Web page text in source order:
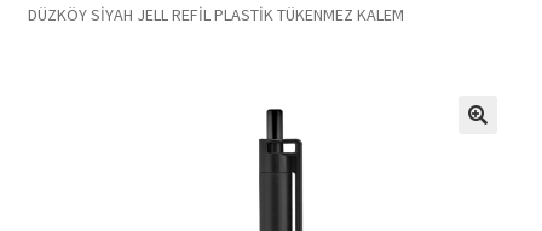
Baskılı Ürünler
DÜZKÖY SİYAH JELL REFİL PLASTİK TÜKENMEZ KALEM